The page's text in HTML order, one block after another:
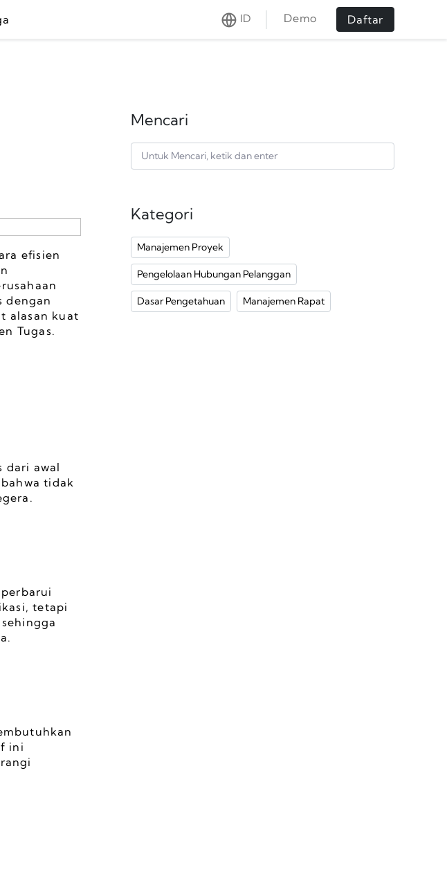
ID Demo Daftar
efisien
dengan
alasan kuat
Tugas.
dari awal
tidak
tetapi
ini
Mencari
Kategori
Manajemen Proyek
Pengelolaan Hubungan Pelanggan
Dasar Pengetahuan Manajemen Rapat